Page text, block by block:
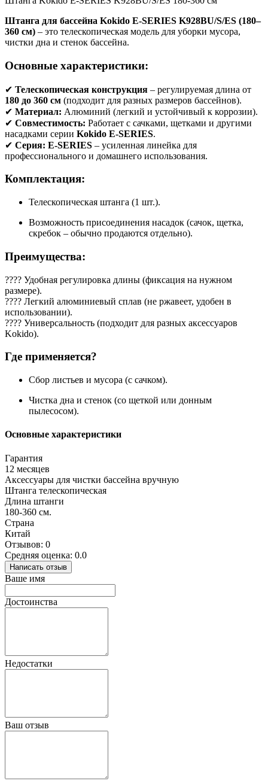
Штанга для бассейна Kokido E-SERIES K928BU/S/ES (180–
360 см) – это телескопическая модель для уборки мусора,
чистки дна и стенок бассейна.
Основные характеристики:
✔ Телескопическая конструкция – регулируемая длина от
180 до 360 см (подходит для разных размеров бассейнов).
✔ Материал: Алюминий (легкий и устойчивый к коррозии).
✔ Совместимость: Работает с сачками, щетками и другими
насадками серии Kokido E-SERIES.
✔ Серия: E-SERIES – усиленная линейка для
профессионального и домашнего использования.
Комплектация:
Телескопическая штанга (1 шт.).
Возможность присоединения насадок (сачок, щетка,
скребок – обычно продаются отдельно).
Преимущества:
???? Удобная регулировка длины (фиксация на нужном
размере).
???? Легкий алюминиевый сплав (не ржавеет, удобен в
использовании).
???? Универсальность (подходит для разных аксессуаров
Kokido).
Где применяется?
Сбор листьев и мусора (с сачком).
Чистка дна и стенок (со щеткой или донным
пылесосом).
Основные характеристики
Гарантия
12 месяцев
Аксессуары для чистки бассейна вручную
Штанга телескопическая
Длина штанги
180-360 см.
Страна
Китай
Отзывов: 0
Средняя оценка: 0.0
Написать отзыв
Ваше имя
Достоинства
Недостатки
Ваш отзыв